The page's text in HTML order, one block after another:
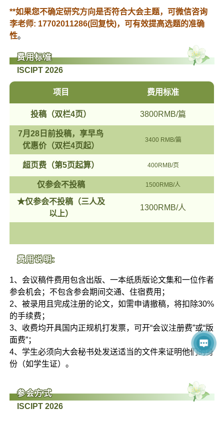
**如果您不确定研究方向是否符合大会主题，可微信咨询
李老师: 17702011286(回复快)，可有效提高选题的准确
性。
费用标准
ISCIPT 2026
项目 费用标准
投稿（双栏4页） 3800RMB/篇
7月28日前投稿，享早鸟
优惠价（双栏4页起）
3400 RMB/篇
超页费（第5页起算） 400RMB/页
仅参会不投稿 1500RMB/人
★仅参会不投稿（三人及
以上）
1300RMB/人
费用说明:
1、会议稿件费用包含出版、一本纸质版论文集和一位作者
参会机会；不包含参会期间交通、住宿费用；
2、被录用且完成注册的论文，如需申请撤稿，将扣除30%
的手续费；
3、收费均开具国内正规机打发票，可开“会议注册费”或“版
面费”；
4、学生必须向大会秘书处发送适当的文件来证明他们的身
份（如学生证）。
参会方式
ISCIPT 2026